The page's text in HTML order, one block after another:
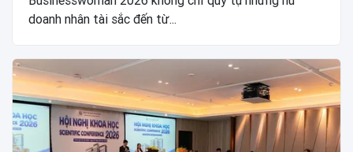
doanh nhân tài sắc đến từ...